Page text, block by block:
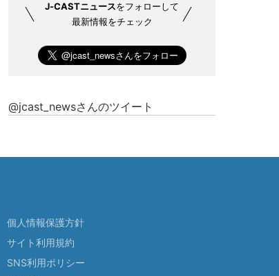
J-CASTニュースをフォローして
最新情報をチェック
@jcast_newsさんのツイート
個人情報保護方針
サイト利用規約
SNS利用ポリシー